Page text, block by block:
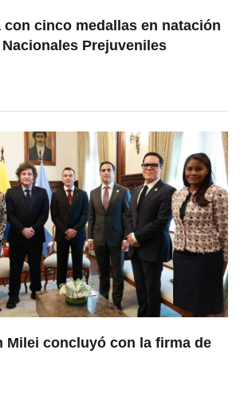
con cinco medallas en natación
Prejuveniles
Milei concluyó con la firma de